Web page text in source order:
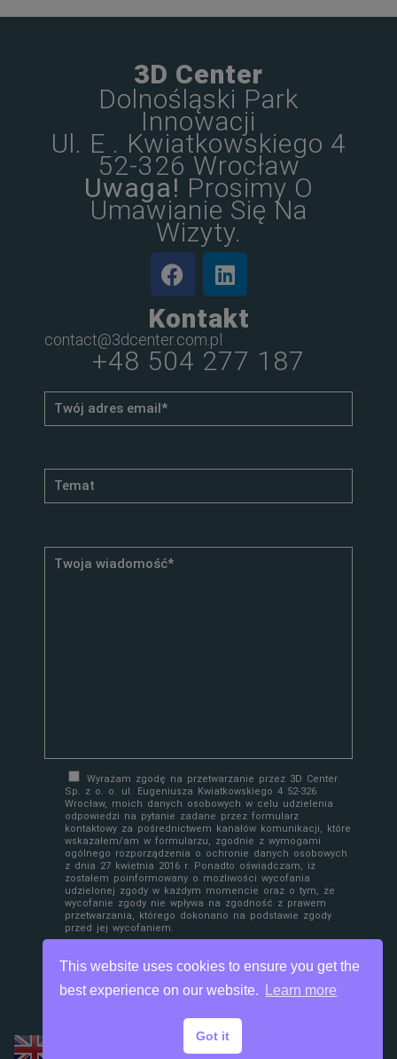
This website uses cookies to ensure you get the
best experience on our website.
Learn more
Got it
3D Center
Dolnośląski Park
Innowacji
Ul. E . Kwiatkowskiego 4
52-326 Wrocław
Uwaga! Prosimy O
Umawianie Się Na
Wizyty.
Kontakt
contact@3dcenter.com.pl
+48 504 277 187
Wyrażam zgodę na przetwarzanie przez 3D Center
Sp. z o. o. ul. Eugeniusza Kwiatkowskiego 4 52-326
Wrocław, moich danych osobowych w celu udzielenia
odpowiedzi na pytanie zadane przez formularz
kontaktowy za pośrednictwem kanałów komunikacji, które
wskazałem/am w formularzu, zgodnie z wymogami
ogólnego rozporządzenia o ochronie danych osobowych
z dnia 27 kwietnia 2016 r. Ponadto oświadczam, iż
zostałem poinformowany o możliwości wycofania
udzielonej zgody w każdym momencie oraz o tym, że
wycofanie zgody nie wpływa na zgodność z prawem
przetwarzania, którego dokonano na podstawie zgody
przed jej wycofaniem.